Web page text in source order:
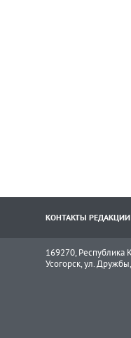
КОНТАКТЫ РЕДАКЦИИ
169270, Республика
Усогорск, ул.